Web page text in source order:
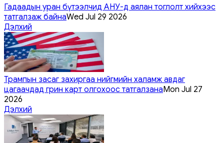
Гадаадын уран бүтээлчид АНУ-д аялан тоглолт хийхээс
татгалзаж байнаWed Jul 29 2026
Дэлхий
Трампын засаг захиргаа нийгмийн халамж авдаг
цагаачдад грин карт олгохоос татгалзанаMon Jul 27
2026
Дэлхий